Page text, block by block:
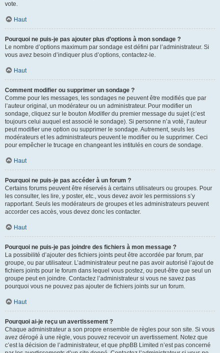
vote.
Haut
Pourquoi ne puis-je pas ajouter plus d’options à mon sondage ?
Le nombre d’options maximum par sondage est défini par l’administrateur. Si
vous avez besoin d’indiquer plus d’options, contactez-le.
Haut
Comment modifier ou supprimer un sondage ?
Comme pour les messages, les sondages ne peuvent être modifiés que par
l’auteur original, un modérateur ou un administrateur. Pour modifier un
sondage, cliquez sur le bouton Modifierdu premier message du sujet (c’est
toujours celui auquel est associé le sondage). Si personne n’a voté, l’auteur
peut modifier une option ou supprimer le sondage. Autrement, seuls les
modérateurs et les administrateurs peuvent le modifier ou le supprimer. Ceci
pour empêcher le trucage en changeant les intitulés en cours de sondage.
Haut
Pourquoi ne puis-je pas accéder à un forum ?
Certains forums peuvent être réservés à certains utilisateurs ou groupes. Pour
les consulter, les lire, y poster, etc., vous devez avoir les permissions s’y
rapportant. Seuls les modérateurs de groupes et les administrateurs peuvent
accorder ces accès, vous devez donc les contacter.
Haut
Pourquoi ne puis-je pas joindre des fichiers à mon message ?
La possibilité d’ajouter des fichiers joints peut être accordée par forum, par
groupe, ou par utilisateur. L’administrateur peut ne pas avoir autorisé l’ajout de
fichiers joints pour le forum dans lequel vous postez, ou peut-être que seul un
groupe peut en joindre. Contactez l’administrateur si vous ne savez pas
pourquoi vous ne pouvez pas ajouter de fichiers joints sur un forum.
Haut
Pourquoi ai-je reçu un avertissement ?
Chaque administrateur a son propre ensemble de règles pour son site. Si vous
avez dérogé à une règle, vous pouvez recevoir un avertissement. Notez que
c’est la décision de l’administrateur, et que phpBB Limited n’est pas concerné